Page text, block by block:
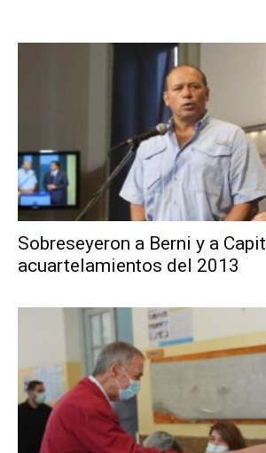
Sobreseyeron a Berni y a
acuartelamientos del 2013